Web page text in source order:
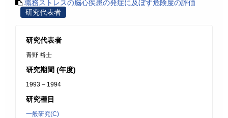
職務ストレスの脳心疾患の発症に及ぼす危険度の評価
研究代表者
研究代表者
青野 裕士
研究期間 (年度)
1993 – 1994
研究種目
一般研究(C)